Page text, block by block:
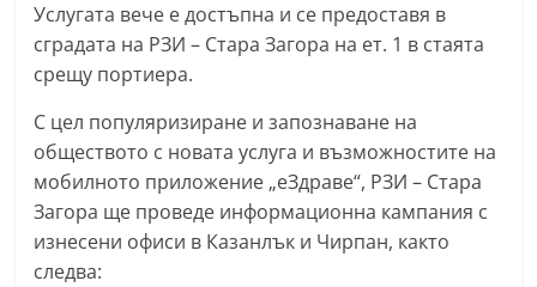
n
l
a
k
i
n
f
Услугата вече е достъпна и се предоставя в
сградата на РЗИ – Стара Загора на ет. 1 в стаята
срещу портиера.
С цел популяризиране и запознаване на
обществото с новата услуга и възможностите на
мобилното приложение „еЗдраве“, РЗИ – Стара
Загора ще проведе информационна кампания с
изнесени офиси в Казанлък и Чирпан, както
следва: